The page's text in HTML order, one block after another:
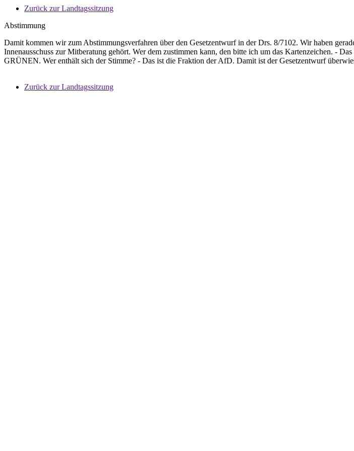
Zurück zur Landtagssitzung
Abstimmung
Damit kommen wir zum Abstimmungsverfahren über den Gesetzentwurf in der Drs. 8/7102. Wir haben
Innenausschuss zur Mitberatung gehört. Wer dem zustimmen kann, den bitte ich um das Kartenzeichen. -
GRÜNEN. Wer enthält sich der Stimme? - Das ist die Fraktion der AfD. Damit ist der Gesetzentwurf
Zurück zur Landtagssitzung